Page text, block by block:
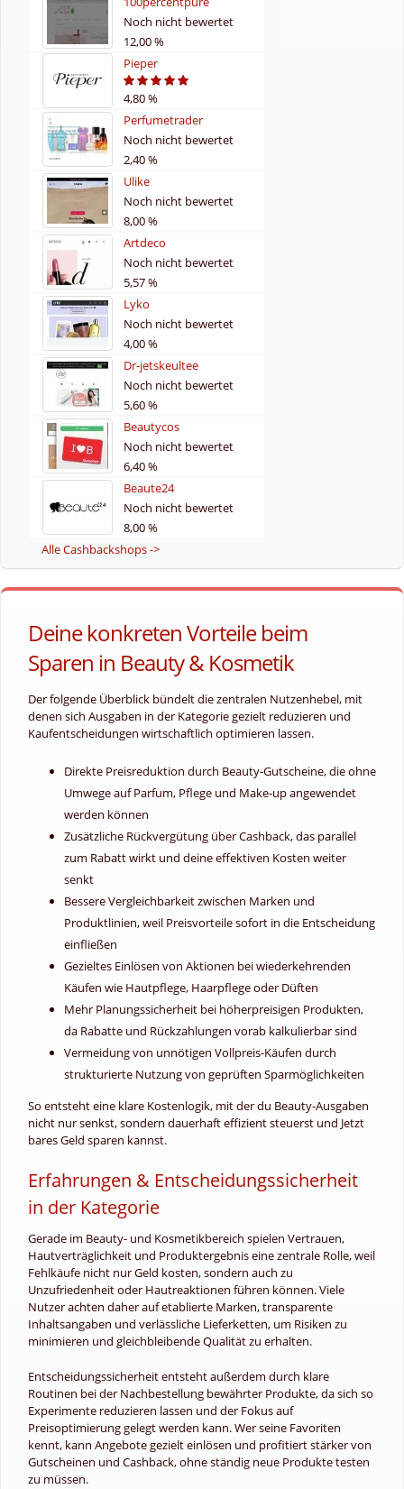
Noch nicht bewertet
12,00 %
Pieper
5
4,80 %
Perfumetrader
Noch nicht bewertet
2,40 %
Ulike
Noch nicht bewertet
8,00 %
Artdeco
Noch nicht bewertet
5,57 %
Lyko
Noch nicht bewertet
4,00 %
Dr-jetskeultee
Noch nicht bewertet
5,60 %
Beautycos
Noch nicht bewertet
6,40 %
Beaute24
Noch nicht bewertet
8,00 %
Alle Cashbackshops ->
Deine konkreten Vorteile beim
Sparen in Beauty & Kosmetik
Der folgende Überblick bündelt die zentralen Nutzenhebel, mit
denen sich Ausgaben in der Kategorie gezielt reduzieren und
Kaufentscheidungen wirtschaftlich optimieren lassen.
Direkte Preisreduktion durch Beauty-Gutscheine, die ohne
Umwege auf Parfum, Pflege und Make-up angewendet
werden können
Zusätzliche Rückvergütung über Cashback, das parallel
zum Rabatt wirkt und deine effektiven Kosten weiter
senkt
Bessere Vergleichbarkeit zwischen Marken und
Produktlinien, weil Preisvorteile sofort in die Entscheidung
einfließen
Gezieltes Einlösen von Aktionen bei wiederkehrenden
Käufen wie Hautpflege, Haarpflege oder Düften
Mehr Planungssicherheit bei höherpreisigen Produkten,
da Rabatte und Rückzahlungen vorab kalkulierbar sind
Vermeidung von unnötigen Vollpreis-Käufen durch
strukturierte Nutzung von geprüften Sparmöglichkeiten
So entsteht eine klare Kostenlogik, mit der du Beauty-Ausgaben
nicht nur senkst, sondern dauerhaft effizient steuerst und Jetzt
bares Geld sparen kannst.
Erfahrungen & Entscheidungssicherheit
in der Kategorie
Gerade im Beauty- und Kosmetikbereich spielen Vertrauen,
Hautverträglichkeit und Produktergebnis eine zentrale Rolle, weil
Fehlkäufe nicht nur Geld kosten, sondern auch zu
Unzufriedenheit oder Hautreaktionen führen können. Viele
Nutzer achten daher auf etablierte Marken, transparente
Inhaltsangaben und verlässliche Lieferketten, um Risiken zu
minimieren und gleichbleibende Qualität zu erhalten.
Entscheidungssicherheit entsteht außerdem durch klare
Routinen bei der Nachbestellung bewährter Produkte, da sich so
Experimente reduzieren lassen und der Fokus auf
Preisoptimierung gelegt werden kann. Wer seine Favoriten
kennt, kann Angebote gezielt einlösen und profitiert stärker von
Gutscheinen und Cashback, ohne ständig neue Produkte testen
zu müssen.